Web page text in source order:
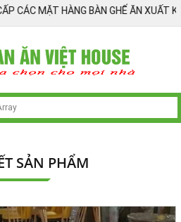
MẶT HÀNG BÀN GHẾ ĂN XUẤT
SẢN PHẨM